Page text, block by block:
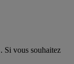
. Si vous souhaitez